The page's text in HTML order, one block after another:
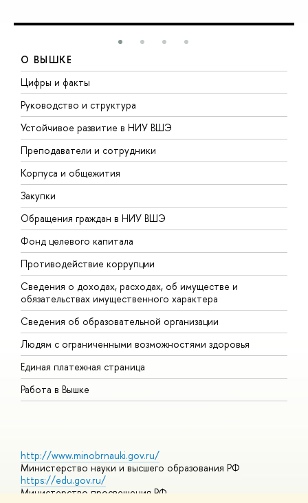
О ВЫШКЕ
Цифры и факты
Руководство и структура
Устойчивое развитие в НИУ ВШЭ
Преподаватели и сотрудники
Корпуса и общежития
Закупки
Обращения граждан в НИУ ВШЭ
Фонд целевого капитала
Противодействие коррупции
Сведения о доходах, расходах, об имуществе и
обязательствах имущественного характера
Сведения об образовательной организации
Людям с ограниченными возможностями здоровья
Единая платежная страница
Работа в Вышке
http://www.minobrnauki.gov.ru/
Министерство науки и высшего образования РФ
https://edu.gov.ru/
Министерство просвещения РФ